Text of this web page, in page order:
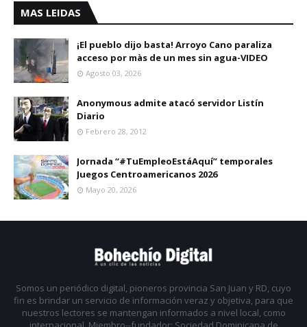
MAS LEIDAS
¡El pueblo dijo basta! Arroyo Cano paraliza
acceso por màs de un mes sin agua-VIDEO
Agosto 03, 2026
Anonymous admite atacó servidor Listín
Diario
Febrero 28, 2012
Jornada “#TuEmpleoEstáAquí” temporales
Juegos Centroamericanos 2026
Mayo 20, 2026
Somos un periódico digital, pioneros provincia San Juan y RD, cuyo
fin es brindar un servicio de información veraz y objetiva, para que
nuestros lectores se mantengan informados a nivel local, como